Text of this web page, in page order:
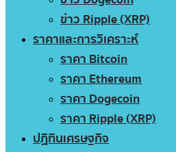
ข่าว Ripple (XRP)
ราคาและการวิเคราะห์
ราคา Bitcoin
ราคา Ethereum
ราคา Dogecoin
ราคา Ripple (XRP)
ปฏิทินเศรษฐกิจ